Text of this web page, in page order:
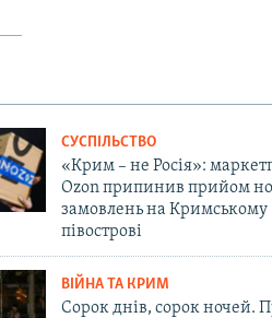
СУСПІЛЬСТВО
«Крим – не Росія»:
Ozon припинив прийом
замовлень на Кримському
півострові
ВІЙНА ТА КРИМ
Сорок днів, сорок ночей.